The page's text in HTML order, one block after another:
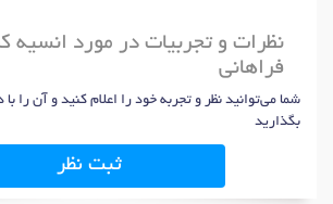
نظرات و تجربیات در مورد انسیه
فراهانی
شما می‌توانید نظر و تجربه خود را اعلام کنید و آن را
بگذارید
ثبت نظر